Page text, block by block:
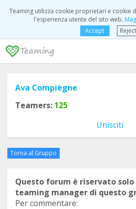
Teaming utilizza cookie proprietari e cookie
l'esperienza utente del sito web.
Accept
Reject
Ava Compiègne
Teamers: 125
Unisciti
Torna al Gruppo
Questo forum è riservato
teaming manager di questo
Per commentare: